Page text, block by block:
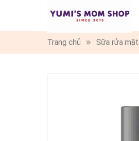
Trang chủ Sữa rửa mặt